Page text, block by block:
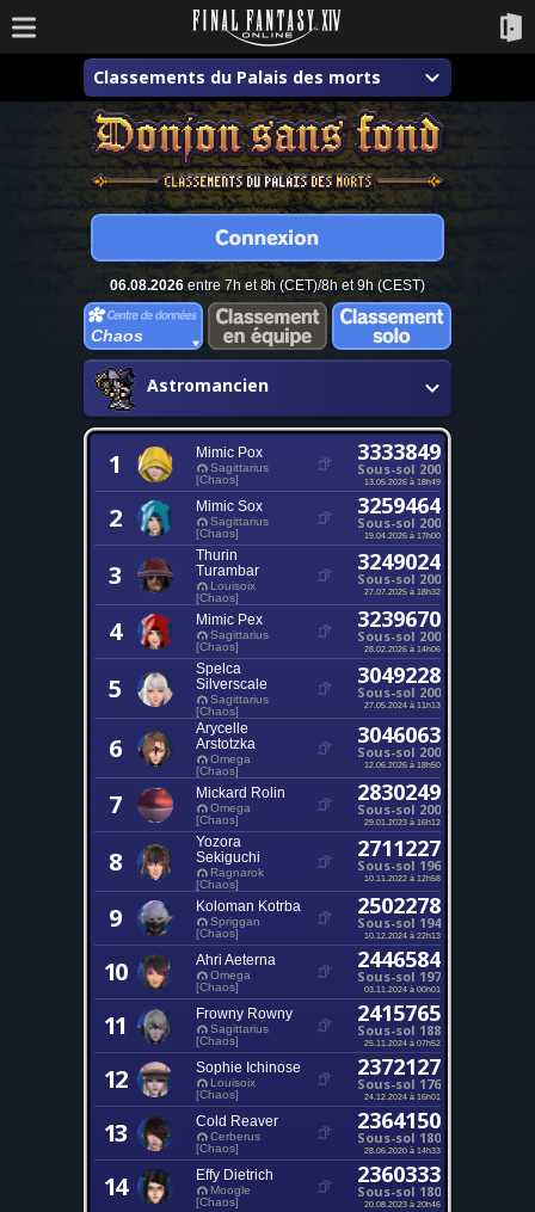
Classements du Palais des morts
06.08.2026entre 7h et 8h (CET)/8h et 9h (CEST)
Chaos
Astromancien
1 Mimic Pox
Sagittarius
[Chaos]
3333849
Sous-sol 200
13.05.2026 à 18h49
2 Mimic Sox
Sagittarius
[Chaos]
3259464
Sous-sol 200
19.04.2026 à 17h00
3
Thurin
Turambar
Louisoix
[Chaos]
3249024
Sous-sol 200
27.07.2025 à 18h32
4 Mimic Pex
Sagittarius
[Chaos]
3239670
Sous-sol 200
28.02.2026 à 14h06
5
Spelca
Silverscale
Sagittarius
[Chaos]
3049228
Sous-sol 200
27.05.2024 à 11h13
6
Arycelle
Arstotzka
Omega
[Chaos]
3046063
Sous-sol 200
12.06.2026 à 18h50
7 Mickard Rolin
Omega
[Chaos]
2830249
Sous-sol 200
29.01.2023 à 16h12
8
Yozora
Sekiguchi
Ragnarok
[Chaos]
2711227
Sous-sol 196
10.11.2022 à 12h58
9 Koloman Kotrba
Spriggan
[Chaos]
2502278
Sous-sol 194
10.12.2024 à 22h13
10 Ahri Aeterna
Omega
[Chaos]
2446584
Sous-sol 197
03.11.2024 à 00h01
11 Frowny Rowny
Sagittarius
[Chaos]
2415765
Sous-sol 188
25.11.2024 à 07h52
12 Sophie Ichinose
Louisoix
[Chaos]
2372127
Sous-sol 176
24.12.2024 à 16h01
13 Cold Reaver
Cerberus
[Chaos]
2364150
Sous-sol 180
28.06.2020 à 14h33
14 Effy Dietrich
Moogle
[Chaos]
2360333
Sous-sol 180
20.08.2023 à 20h46